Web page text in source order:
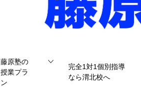
藤原塾の
授業プラ
ン
完全1対1個別指導
なら渭北校へ